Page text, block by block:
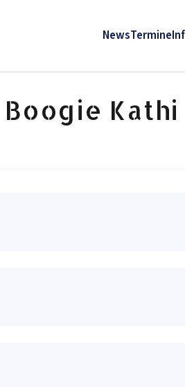
NewsTermine
Kathi